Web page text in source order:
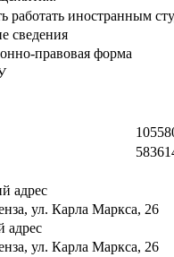
работать иностранным
сведения
правовая форма
адрес
ул. Карла Маркса, 26
адрес
ул. Карла Маркса, 26